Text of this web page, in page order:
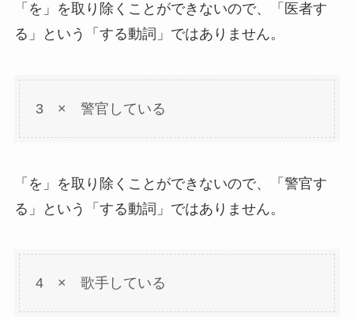
「を」を取り除くことができないので、「医者す
る」という「する動詞」ではありません。
3 × 警官している
「を」を取り除くことができないので、「警官す
る」という「する動詞」ではありません。
4 × 歌手している